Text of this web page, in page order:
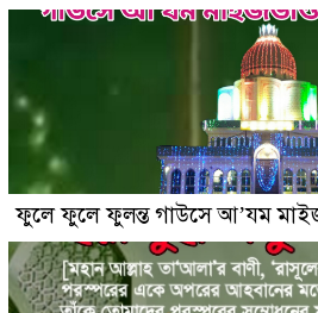
ফুলে ফুলে ফুলন্ত গাউসে আ’যম